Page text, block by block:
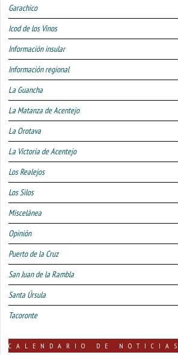
Garachico
Icod de los Vinos
Información insular
Información regional
La Guancha
La Matanza de Acentejo
La Orotava
La Victoria de Acentejo
Los Realejos
Los Silos
Miscelánea
Opinión
Puerto de la Cruz
San Juan de la Rambla
Santa Úrsula
Tacoronte
CALENDARIO DE NOTICIAS